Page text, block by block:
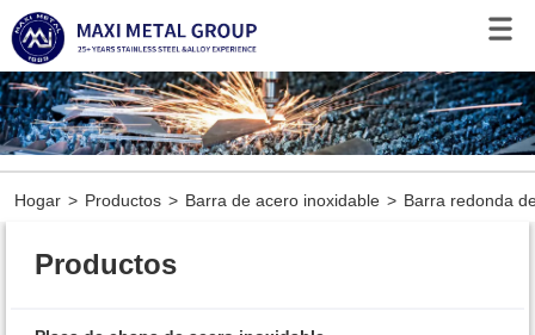
Hogar > Productos > Barra de acero inoxidable > Barra redonda
Productos